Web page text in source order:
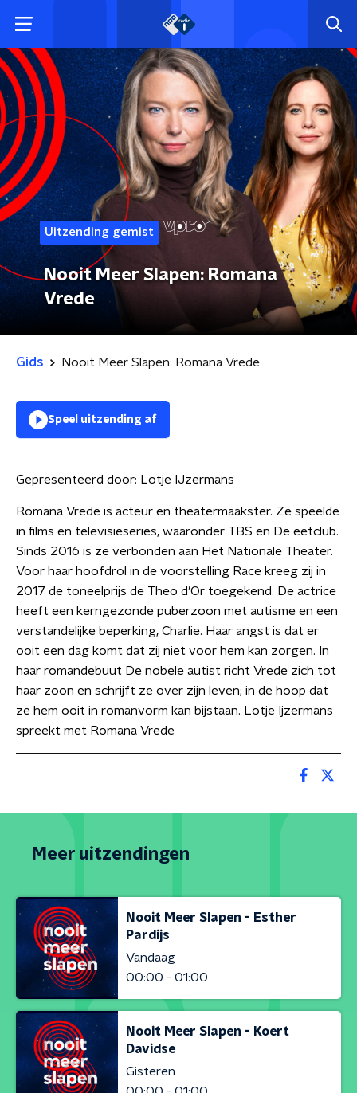
Uitzending gemist
Nooit Meer Slapen: Romana
Vrede
Gids Nooit Meer Slapen: Romana Vrede
Speel uitzending af
Gepresenteerd door: Lotje IJzermans
Romana Vrede is acteur en theatermaakster. Ze speelde
in films en televisieseries, waaronder TBS en De eetclub.
Sinds 2016 is ze verbonden aan Het Nationale Theater.
Voor haar hoofdrol in de voorstelling Race kreeg zij in
2017 de toneelprijs de Theo d’Or toegekend. De actrice
heeft een kerngezonde puberzoon met autisme en een
verstandelijke beperking, Charlie. Haar angst is dat er
ooit een dag komt dat zij niet voor hem kan zorgen. In
haar romandebuut De nobele autist richt Vrede zich tot
haar zoon en schrijft ze over zijn leven; in de hoop dat
ze hem ooit in romanvorm kan bijstaan. Lotje Ijzermans
spreekt met Romana Vrede
Meer uitzendingen
Nooit Meer Slapen - Esther
Pardijs
Vandaag
00:00 - 01:00
Nooit Meer Slapen - Koert
Davidse
Gisteren